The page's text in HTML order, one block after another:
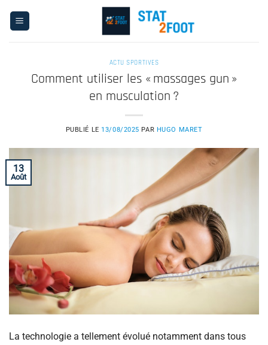
ACTU SPORTIVES
Comment utiliser les « massages gun »
en musculation ?
PUBLIÉ LE 13/08/2025 PAR HUGO MARET
13
Août
La technologie a tellement évolué notamment dans tous